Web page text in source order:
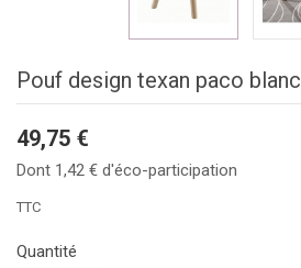
Pouf design texan paco blanc
49,75 €
Dont 1,42 € d'éco-participation
TTC
Quantité